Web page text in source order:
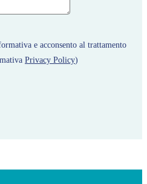
e acconsento al trattamento
Privacy Policy)